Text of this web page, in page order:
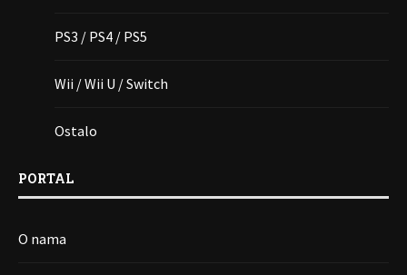
PS3 / PS4 / PS5
Wii / Wii U / Switch
Ostalo
PORTAL
O nama